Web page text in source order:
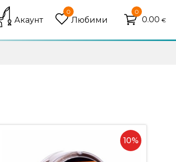
Акаунт
0
Любими
0
0.00 €
10%